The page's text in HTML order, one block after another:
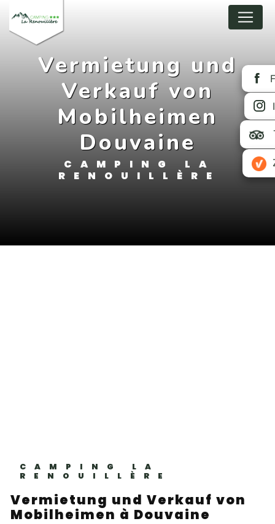
Vermietung und
Verkauf von
Mobilheimen
Douvaine
CAMPING LA
RENOUILLÈRE
CAMPING LA
RENOUILLÈRE
Vermietung und Verkauf von
Mobilheimen à Douvaine